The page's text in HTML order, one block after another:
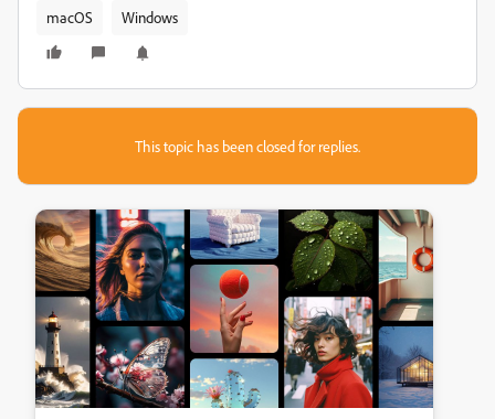
macOS Windows
This topic has been closed for replies.